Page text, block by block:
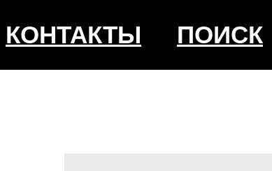
КОНТАКТЫ ПОИСК